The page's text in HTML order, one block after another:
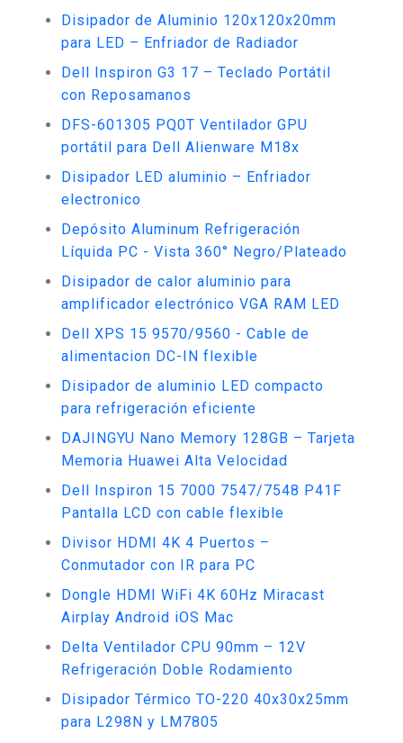
Disipador de Aluminio 120x120x20mm
para LED – Enfriador de Radiador
Dell Inspiron G3 17 – Teclado Portátil
con Reposamanos
DFS-601305 PQ0T Ventilador GPU
portátil para Dell Alienware M18x
Disipador LED aluminio – Enfriador
electronico
Depósito Aluminum Refrigeración
Líquida PC - Vista 360° Negro/Plateado
Disipador de calor aluminio para
amplificador electrónico VGA RAM LED
Dell XPS 15 9570/9560 - Cable de
alimentacion DC-IN flexible
Disipador de aluminio LED compacto
para refrigeración eficiente
DAJINGYU Nano Memory 128GB – Tarjeta
Memoria Huawei Alta Velocidad
Dell Inspiron 15 7000 7547/7548 P41F
Pantalla LCD con cable flexible
Divisor HDMI 4K 4 Puertos –
Conmutador con IR para PC
Dongle HDMI WiFi 4K 60Hz Miracast
Airplay Android iOS Mac
Delta Ventilador CPU 90mm – 12V
Refrigeración Doble Rodamiento
Disipador Térmico TO-220 40x30x25mm
para L298N y LM7805